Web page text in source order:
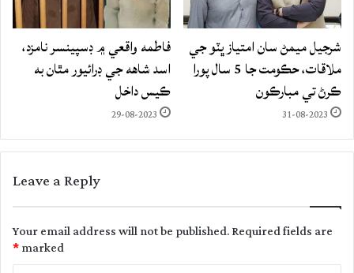
شرجيل ميمڻ سان امتياز ڀٽو جي
ملاقات، حڪومت جا 5 سال پورا
ڪرڻ تي مبارڪون
31-08-2023
فاطمه واقعي ۾ ڊسپينسر نامزد،
اسد شاهه جي ڊرائيور مٿان به
ڪيس داخل
29-08-2023
Leave a Reply
Your email address will not be published.Required fields are
marked
*